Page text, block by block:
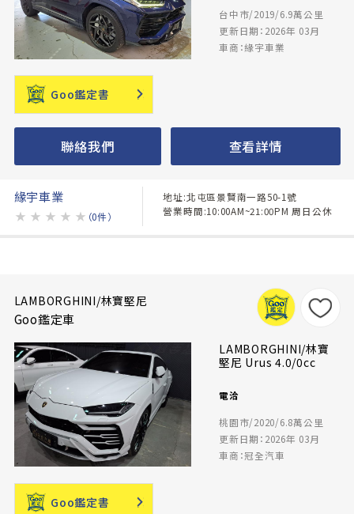
台中市/2019/6.9萬公里
更新日期：2026年 03月
車商：緣宇車業
Goo鑑定書
聯絡我們 查看詳情
緣宇車業
★ ★ ★ ★ ★ （0件）
地址:北屯區景賢南一路50-1號
營業時間:10:00AM~21:00PM 周日公休
LAMBORGHINI/林寶堅尼
Goo鑑定車
LAMBORGHINI/林寶
堅尼 Urus 4.0/0cc
電洽
桃園市/2020/6.8萬公里
更新日期：2026年 03月
車商：冠全汽車
Goo鑑定書